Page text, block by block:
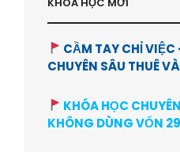
CẦM TAY CHỈ VIỆC
CHUYÊN SÂU THUÊ
KHÓA HỌC
KHÔNG DÙNG VỐN